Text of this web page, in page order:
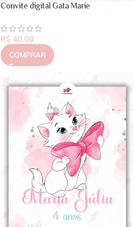
Convite digital Gata Marie
R$ 40,00
COMPRAR